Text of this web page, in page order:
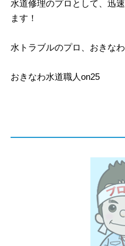
水道修理のプロとして、迅
ます！
水トラブルのプロ、おきな
おきなわ水道職人on25